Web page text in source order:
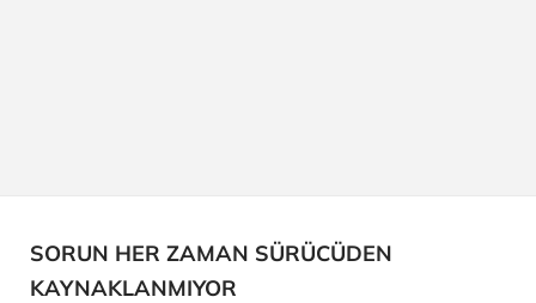
SORUN HER ZAMAN SÜRÜCÜDEN
KAYNAKLANMIYOR